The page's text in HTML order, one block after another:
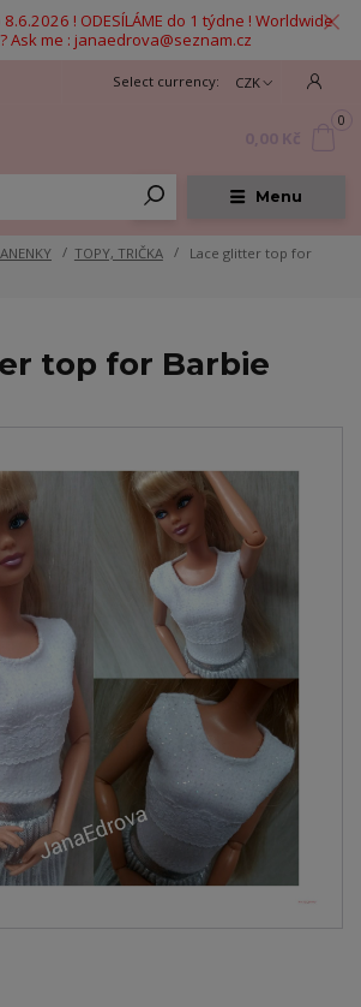
8.6.2026 ! ODESÍLÁME do 1 týdne ! Worldwide
Ask me : janaedrova@seznam.cz
Menu
CZK
0
TOPY, TRIČKA
Lace glitter top for
top for Barbie